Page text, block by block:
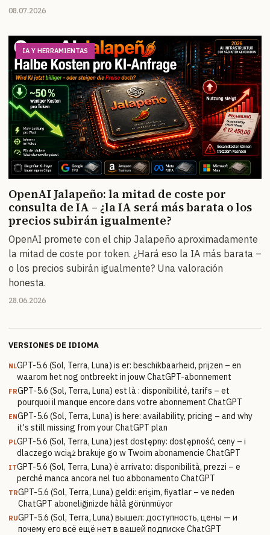
08.07.2026
IA Y HERRAMIENTAS
OpenAI Jalapeño: la mitad de coste por
consulta de IA – ¿la IA será más barata o los
precios subirán igualmente?
OpenAI promete con el chip Jalapeño aproximadamente
la mitad de coste por token. ¿Hará eso la IA más barata –
o los precios subirán igualmente? Una valoración
honesta.
28.06.2026
VERSIONES DE IDIOMA
NLGPT-5.6 (Sol, Terra, Luna) is er: beschikbaarheid, prijzen – en
waarom het nog ontbreekt in jouw ChatGPT-abonnement
FRGPT-5.6 (Sol, Terra, Luna) est là : disponibilité, tarifs – et
pourquoi il manque encore dans votre abonnement ChatGPT
ENGPT-5.6 (Sol, Terra, Luna) is here: availability, pricing – and why
it's still missing from your ChatGPT plan
PLGPT-5.6 (Sol, Terra, Luna) jest dostępny: dostępność, ceny – i
dlaczego wciąż brakuje go w Twoim abonamencie ChatGPT
ITGPT-5.6 (Sol, Terra, Luna) è arrivato: disponibilità, prezzi – e
perché manca ancora nel tuo abbonamento ChatGPT
TRGPT-5.6 (Sol, Terra, Luna) geldi: erişim, fiyatlar – ve neden
ChatGPT aboneliğinizde hâlâ görünmüyor
RUGPT-5.6 (Sol, Terra, Luna) вышел: доступность, цены — и
почему его всё ещё нет в вашей подписке ChatGPT